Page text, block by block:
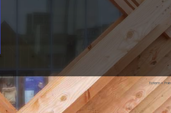
Totem «